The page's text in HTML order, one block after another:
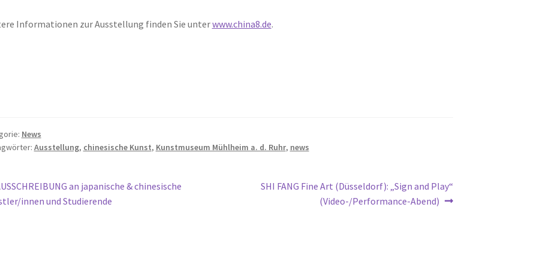
Informationen zur Ausstellung finden Sie unterwww.china8.de.
News
Ausstellung, chinesische Kunst, Kunstmuseum Mühlheim a. d. Ruhr, news
an japanische & chinesische
innen und Studierende
Nächster
SHI FANG Fine Art (Düsseldorf): „Sign and Play“
(Video-/Performance-Abend)